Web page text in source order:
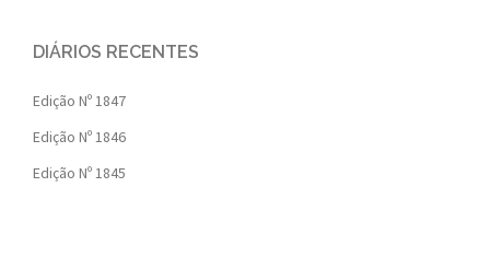
DIÁRIOS RECENTES
Edição Nº 1847
Edição Nº 1846
Edição Nº 1845